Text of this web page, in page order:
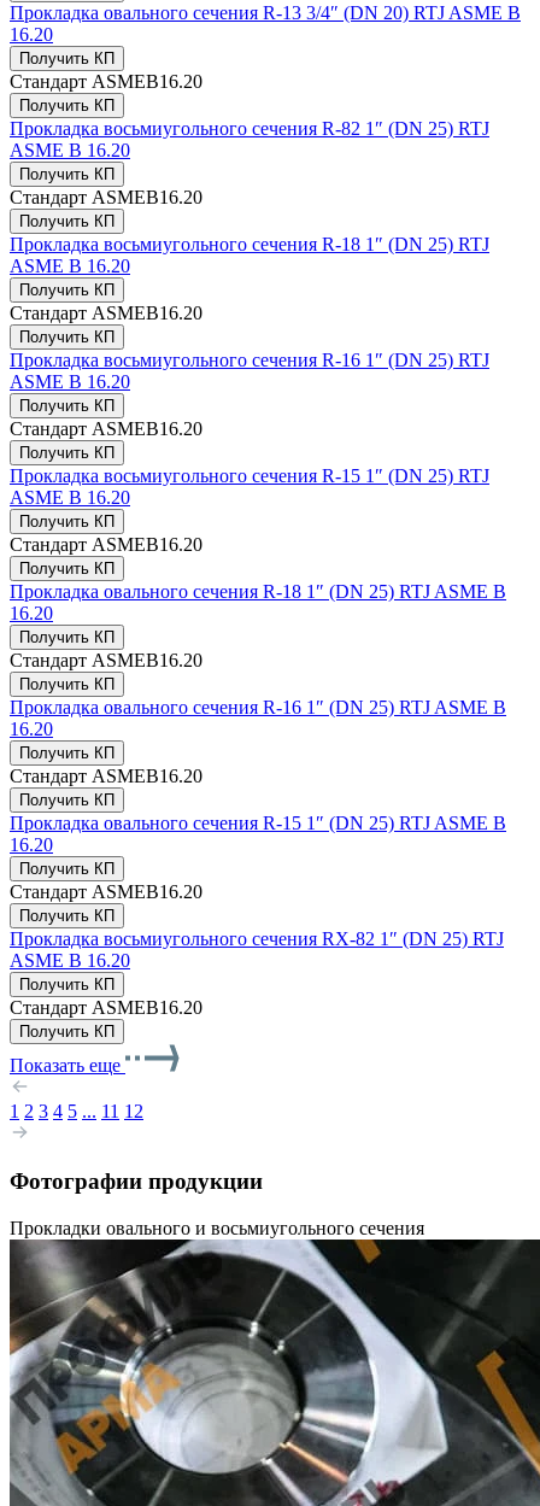
Прокладка овального сечения R-13 3/4″ (DN 20) RTJ ASME B
16.20
Получить КП
Стандарт ASMEB16.20
Получить КП
Прокладка восьмиугольного сечения R-82 1″ (DN 25) RTJ
ASME B 16.20
Получить КП
Стандарт ASMEB16.20
Получить КП
Прокладка восьмиугольного сечения R-18 1″ (DN 25) RTJ
ASME B 16.20
Получить КП
Стандарт ASMEB16.20
Получить КП
Прокладка восьмиугольного сечения R-16 1″ (DN 25) RTJ
ASME B 16.20
Получить КП
Стандарт ASMEB16.20
Получить КП
Прокладка восьмиугольного сечения R-15 1″ (DN 25) RTJ
ASME B 16.20
Получить КП
Стандарт ASMEB16.20
Получить КП
Прокладка овального сечения R-18 1″ (DN 25) RTJ ASME B
16.20
Получить КП
Стандарт ASMEB16.20
Получить КП
Прокладка овального сечения R-16 1″ (DN 25) RTJ ASME B
16.20
Получить КП
Стандарт ASMEB16.20
Получить КП
Прокладка овального сечения R-15 1″ (DN 25) RTJ ASME B
16.20
Получить КП
Стандарт ASMEB16.20
Получить КП
Прокладка восьмиугольного сечения RX-82 1″ (DN 25) RTJ
ASME B 16.20
Получить КП
Стандарт ASMEB16.20
Получить КП
Показать еще
1 2 3 4 5 ... 11 12
Фотографии продукции
Прокладки овального и восьмиугольного сечения